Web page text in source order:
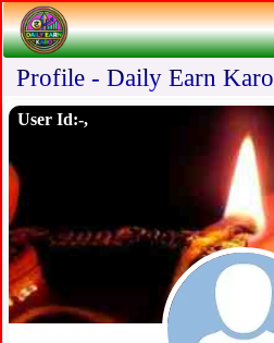
Profile - Daily Earn Karo
User Id:-,